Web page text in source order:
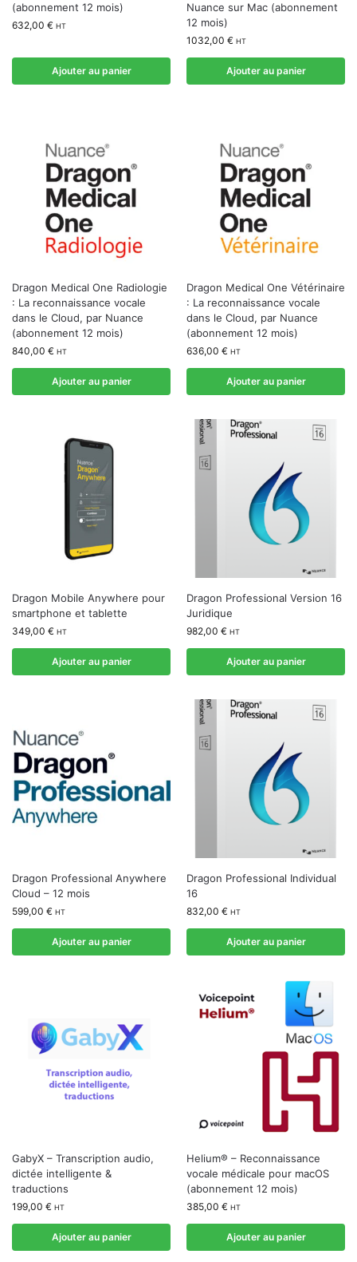
(abonnement 12 mois)
632,00 € HT
Ajouter au panier
Nuance sur Mac (abonnement
12 mois)
1032,00 € HT
Ajouter au panier
Dragon Medical One Radiologie
: La reconnaissance vocale
dans le Cloud, par Nuance
(abonnement 12 mois)
840,00 € HT
Ajouter au panier
Dragon Medical One Vétérinaire
: La reconnaissance vocale
dans le Cloud, par Nuance
(abonnement 12 mois)
636,00 € HT
Ajouter au panier
Dragon Mobile Anywhere pour
smartphone et tablette
349,00 € HT
Ajouter au panier
Dragon Professional Version 16
Juridique
982,00 € HT
Ajouter au panier
Dragon Professional Anywhere
Cloud – 12 mois
599,00 € HT
Ajouter au panier
Dragon Professional Individual
16
832,00 € HT
Ajouter au panier
GabyX – Transcription audio,
dictée intelligente &
traductions
199,00 € HT
Ajouter au panier
Helium® – Reconnaissance
vocale médicale pour macOS
(abonnement 12 mois)
385,00 € HT
Ajouter au panier